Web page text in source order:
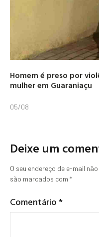
Homem é preso por
mulher em Guaraniaçu
05/08
Deixe um
O seu endereço de e-mail
são marcados com *
Comentário*